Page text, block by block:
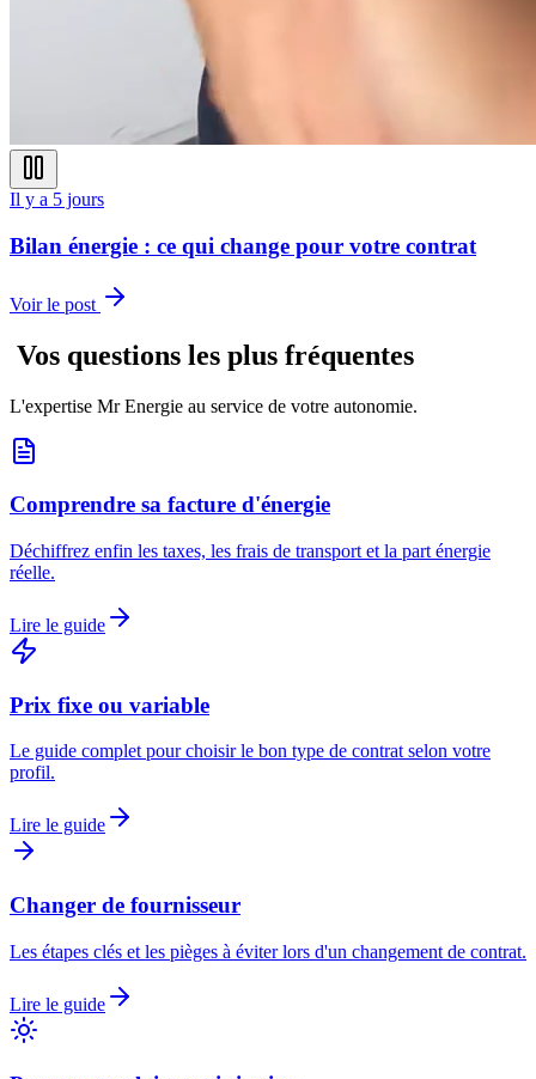
Il y a 5 jours
Bilan énergie : ce qui change pour votre contrat
Voir le post
Vos questions les plus fréquentes
L'expertise Mr Energie au service de votre autonomie.
Comprendre sa facture d'énergie
Déchiffrez enfin les taxes, les frais de transport et la part énergie
réelle.
Lire le guide
Prix fixe ou variable
Le guide complet pour choisir le bon type de contrat selon votre
profil.
Lire le guide
Changer de fournisseur
Les étapes clés et les pièges à éviter lors d'un changement de contrat.
Lire le guide